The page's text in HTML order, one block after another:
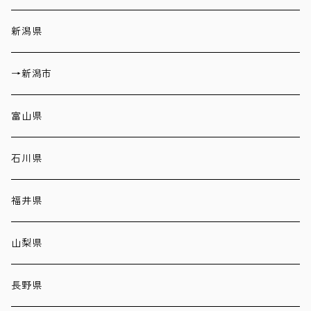
新潟県
→新潟市
富山県
石川県
福井県
山梨県
長野県